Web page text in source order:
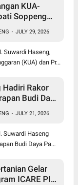
KUA-
Soppeng
Fiskal
- JULY 29, 2026
Suwardi Haseng,
(KUA) dan Pr...
Hadiri Rakor
Budi Daya
- JULY 21, 2026
Suwardi Haseng
Budi Daya Pa...
Gelar
ICARE PIU